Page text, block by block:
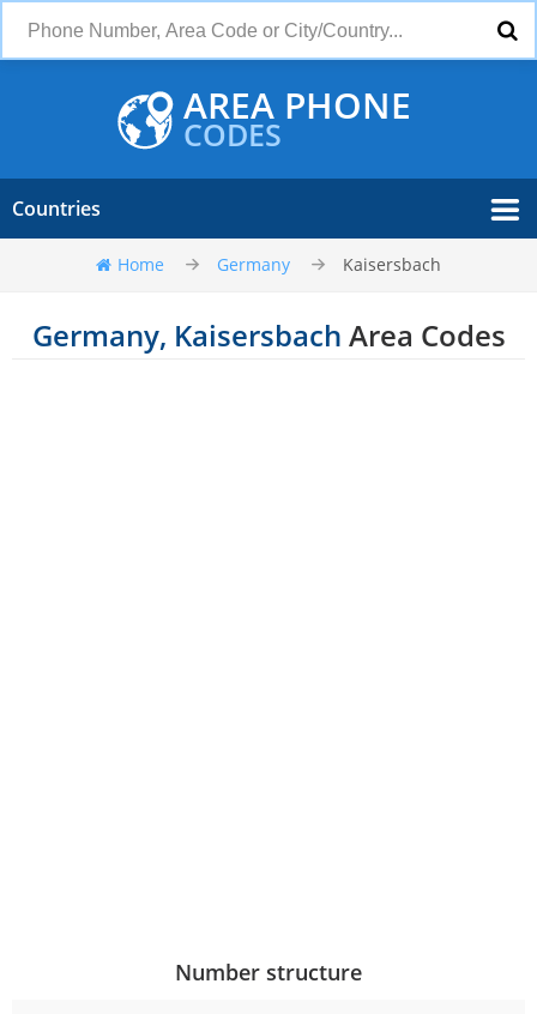
AREA PHONE
CODES
Countries
Home Germany Kaisersbach
Germany, Kaisersbach Area Codes
Number structure